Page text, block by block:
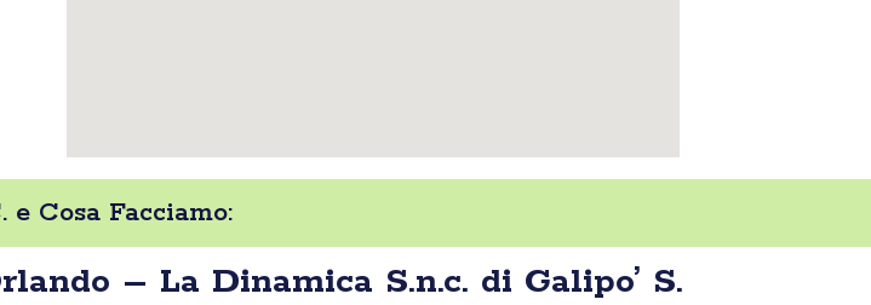
e Cosa Facciamo:
– La Dinamica S.n.c. di Galipo’ S.